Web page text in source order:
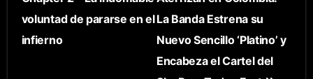
A
V
voluntad de pararse en el
infierno
La Banda Estrena su
Nuevo Sencillo ‘Platino’ y
Encabeza el Cartel del